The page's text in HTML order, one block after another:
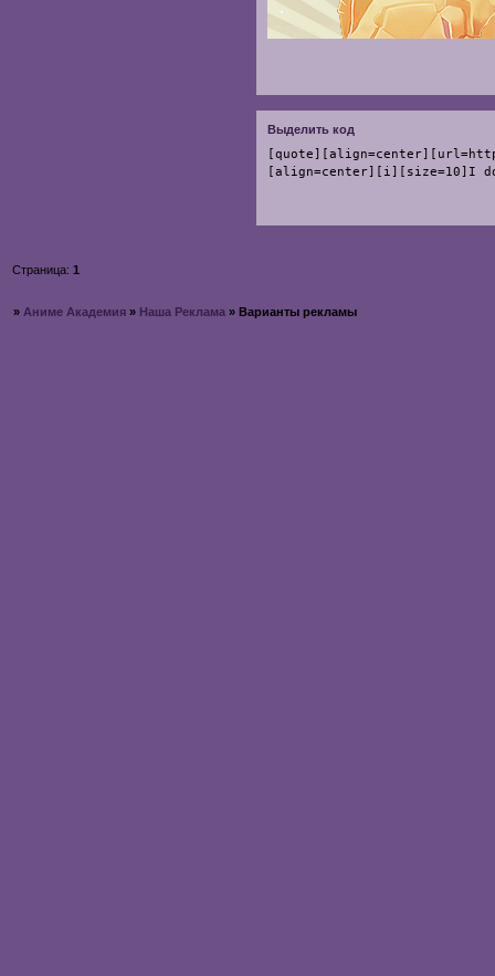
Выделить код
[align=center][i][size=10]I
Страница:1
» Аниме Академия » Наша Реклама » Варианты рекламы